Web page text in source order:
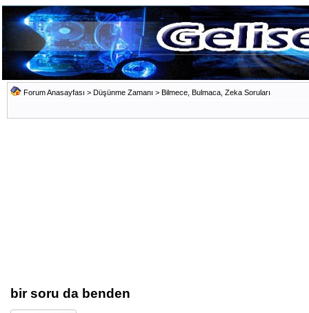
Forum Anasayfası > Düşünme Zamanı > Bilmece, Bulmaca, Zeka Soruları
bir soru da benden